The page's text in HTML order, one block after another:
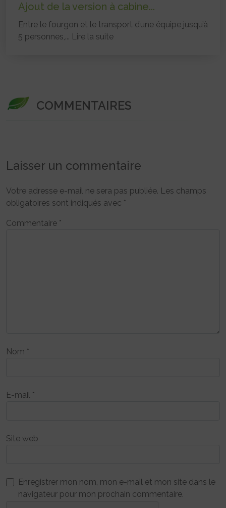
Ajout de la version à cabine...
Entre le fourgon et le transport d’une équipe jusqu’à
5 personnes,... Lire la suite
COMMENTAIRES
Laisser un commentaire
Votre adresse e-mail ne sera pas publiée. Les champs
obligatoires sont indiqués avec *
Commentaire *
Nom *
E-mail *
Site web
Enregistrer mon nom, mon e-mail et mon site dans le
navigateur pour mon prochain commentaire.